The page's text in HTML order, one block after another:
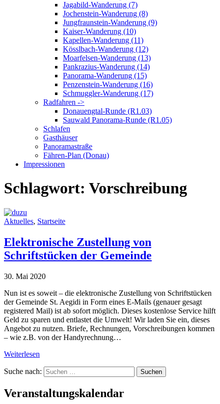
Jagabild-Wanderung (7)
Jochenstein-Wanderung (8)
Jungfraunstein-Wanderung (9)
Kaiser-Wanderung (10)
Kapellen-Wanderung (11)
Kösslbach-Wanderung (12)
Moarfelsen-Wanderung (13)
Pankrazius-Wanderung (14)
Panorama-Wanderung (15)
Penzenstein-Wanderung (16)
Schmuggler-Wanderung (17)
Radfahren ->
Donauengtal-Runde (R1.03)
Sauwald Panorama-Runde (R1.05)
Schlafen
Gasthäuser
Panoramastraße
Fähren-Plan (Donau)
Impressionen
Schlagwort: Vorschreibung
Aktuelles, Startseite
Elektronische Zustellung von
Schriftstücken der Gemeinde
30. Mai 2020
Nun ist es soweit – die elektronische Zustellung von Schriftstücken
der Gemeinde St. Aegidi in Form eines E-Mails (genauer gesagt
registered Mail) ist ab sofort möglich. Dieses kostenlose Service hilft
Geld zu sparen und entlastet die Umwelt! Wir laden Sie ein, dieses
Angebot zu nutzen. Briefe, Rechnungen, Vorschreibungen kommen
– wie z.B. von der Handyrechnung…
Weiterlesen
Suche nach:
Veranstaltungskalendar